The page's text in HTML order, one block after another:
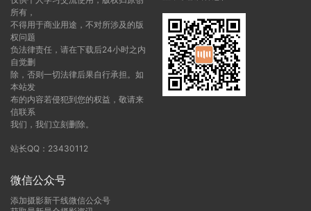
所有，
不得用于商业用途，不对所涉及的版
权问题
负法律责任，请在下载后24小时之内
自觉删
除，否则一切法律后果自行承担。如
本站发
布的内容若侵犯到您的权益，敬请来
信联系
我们，我们立刻删除。
站长QQ：23430112
微信公众号
添加摄影新干线微信公众号